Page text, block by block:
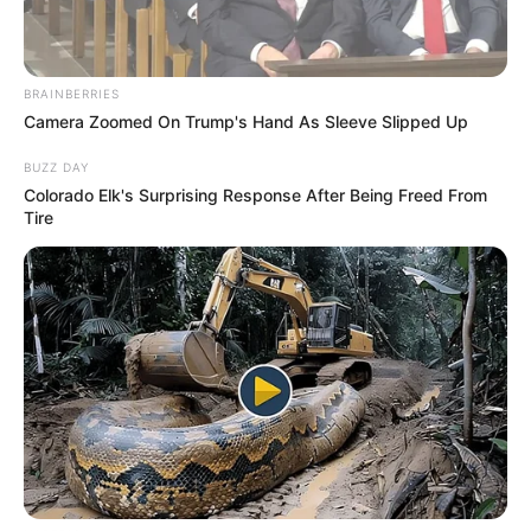
BRAINBERRIES
Camera Zoomed On Trump's Hand As Sleeve Slipped Up
BUZZ DAY
Colorado Elk's Surprising Response After Being Freed From
Tire